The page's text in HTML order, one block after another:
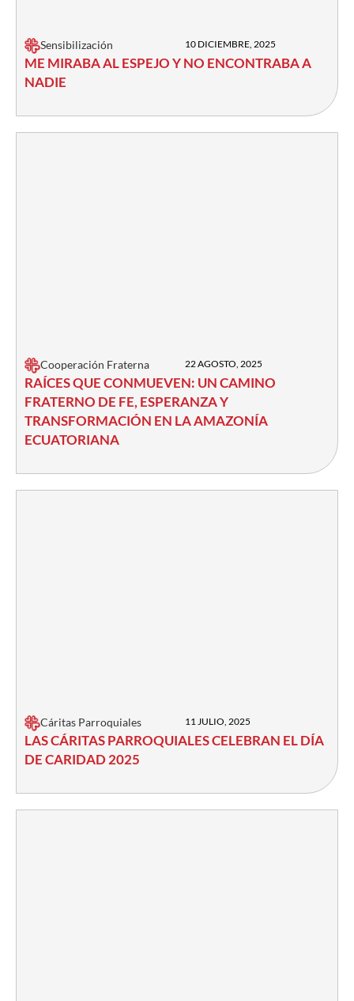
Sensibilización 10 DICIEMBRE, 2025
ME MIRABA AL ESPEJO Y NO ENCONTRABA A
NADIE
Cooperación Fraterna 22 AGOSTO, 2025
RAÍCES QUE CONMUEVEN: UN CAMINO
FRATERNO DE FE, ESPERANZA Y
TRANSFORMACIÓN EN LA AMAZONÍA
ECUATORIANA
Cáritas Parroquiales 11 JULIO, 2025
LAS CÁRITAS PARROQUIALES CELEBRAN EL DÍA
DE CARIDAD 2025